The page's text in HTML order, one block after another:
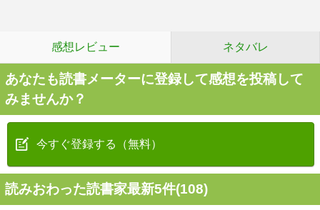
感想レビュー ネタバレ
あなたも読書メーターに登録して感想を投稿して
みませんか？
今すぐ登録する（無料）
読みおわった読書家最新5件(108)